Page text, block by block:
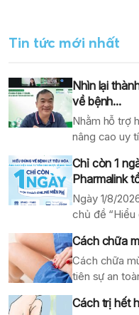
Tin tức mới nhất
Nhìn lại
về bệnh...
Nhằm hỗ trợ
nâng cao uy
Chỉ còn 1
Pharmalink
Ngày 1/8/
chủ đề “Hiểu
Cách chữa
Cách chữa
tiên sự an
Cách trị hết